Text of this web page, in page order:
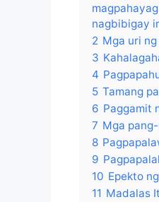
nagbibigay
2 Mga uri
3
4
5 Tamang
6 Paggamit
7 Mga
8
9
10 Epekto
11 Madalas